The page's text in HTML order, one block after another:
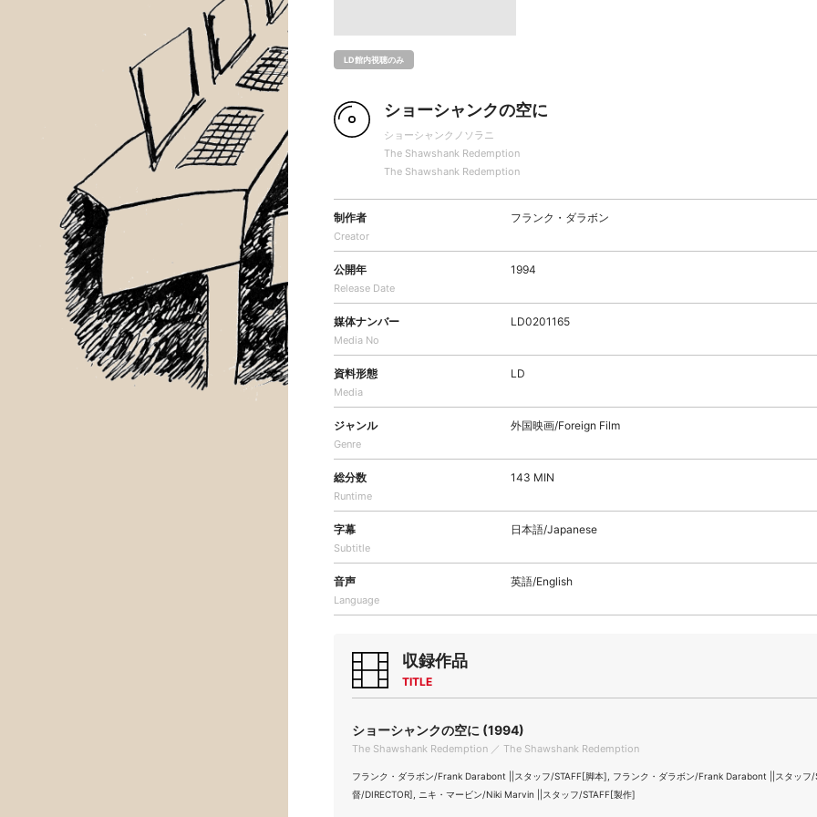
LD館内視聴のみ
ショーシャンクの空に
ショーシャンクノソラニ
The Shawshank Redemption
The Shawshank Redemption
制作者
Creator
フランク・ダラボン
公開年
Release Date
1994
媒体ナンバー
Media No
LD0201165
資料形態
Media
LD
ジャンル
Genre
外国映画/Foreign Film
総分数
Runtime
143 MIN
字幕
Subtitle
日本語/Japanese
音声
Language
英語/English
収録作品
TITLE
ショーシャンクの空に (1994)
The Shawshank Redemption ／ The Shawshank Redemption
フランク・ダラボン/Frank Darabont ||スタッフ/STAFF[脚本], フランク・ダラボン/Frank Darabont ||スタッフ/
督/DIRECTOR], ニキ・マービン/Niki Marvin ||スタッフ/STAFF[製作]